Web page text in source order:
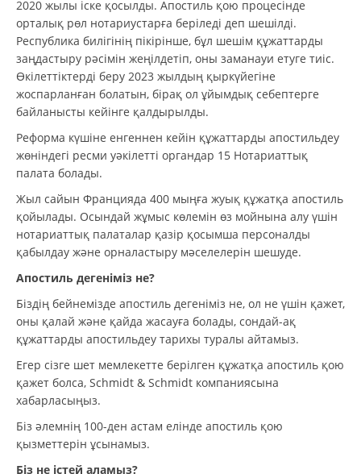
2020 жылы іске қосылды. Апостиль қою процесінде
орталық рөл нотариустарға беріледі деп шешілді.
Республика билігінің пікірінше, бұл шешім құжаттарды
заңдастыру рәсімін жеңілдетіп, оны заманауи етуге тиіс.
Өкілеттіктерді беру 2023 жылдың қыркүйегіне
жоспарланған болатын, бірақ ол ұйымдық себептерге
байланысты кейінге қалдырылды.
Реформа күшіне енгеннен кейін құжаттарды апостильдеу
жөніндегі ресми уәкілетті органдар 15 Нотариаттық
палата болады.
Жыл сайын Францияда 400 мыңға жуық құжатқа апостиль
қойылады. Осындай жұмыс көлемін өз мойнына алу үшін
нотариаттық палаталар қазір қосымша персоналды
қабылдау және орналастыру мәселелерін шешуде.
Апостиль дегеніміз не?
Біздің бейнемізде апостиль дегеніміз не, ол не үшін қажет,
оны қалай және қайда жасауға болады, сондай-ақ
құжаттарды апостильдеу тарихы туралы айтамыз.
Егер сізге шет мемлекетте берілген құжатқа апостиль қою
қажет болса, Schmidt & Schmidt компаниясына
хабарласыңыз.
Біз әлемнің 100-ден астам елінде апостиль қою
қызметтерін ұсынамыз.
Біз не істей аламыз?